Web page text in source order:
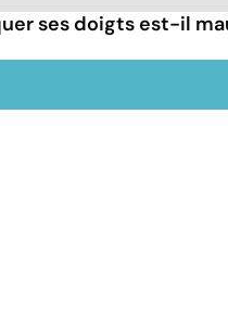
ses doigts est-il